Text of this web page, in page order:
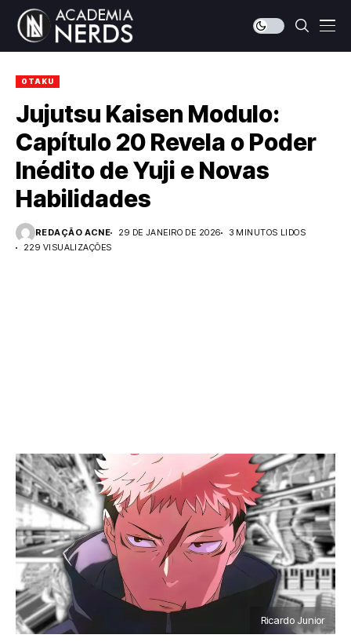
OTAKU
Jujutsu Kaisen Modulo:
Capítulo 20 Revela o Poder
Inédito de Yuji e Novas
Habilidades
REDAÇÃO ACNE 29 DE JANEIRO DE 2026
3 MINUTOS LIDOS
229 VISUALIZAÇÕES
Ricardo Junior